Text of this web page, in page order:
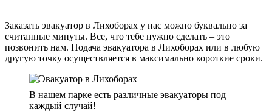
Заказать эвакуатор в Лихоборах у нас можно буквально за
считанные минуты. Все, что тебе нужно сделать – это
позвонить нам. Подача эвакуатора в Лихоборах или в любую
другую точку осуществляется в максимально короткие сроки.
В нашем парке есть различные эвакуаторы под
каждый случай!